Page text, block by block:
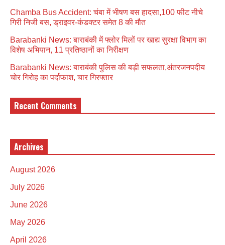
Chamba Bus Accident: चंबा में भीषण बस हादसा,100 फीट नीचे
गिरी निजी बस, ड्राइवर-कंडक्टर समेत 8 की मौत
Barabanki News: बाराबंकी में फ्लोर मिलों पर खाद्य सुरक्षा विभाग का
विशेष अभियान, 11 प्रतिष्ठानों का निरीक्षण
Barabanki News: बाराबंकी पुलिस की बड़ी सफलता,अंतरजनपदीय
चोर गिरोह का पर्दाफाश, चार गिरफ्तार
Recent Comments
Archives
August 2026
July 2026
June 2026
May 2026
April 2026